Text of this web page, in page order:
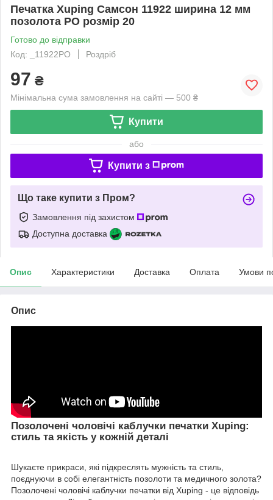
Печатка Xuping Самсон 11922 ширина 12 мм
позолота РО розмір 20
Готово до відправки
Код: _11922РО
Роздріб
97 ₴
Мінімальна сума замовлення на сайті — 500 ₴
Купити
або
Купити з
Що таке купити з Пром?
Замовлення під захистом
Доступна доставка
Опис Характеристики Доставка Оплата Умови
Опис
Позолочені чоловічі каблучки печатки Xuping:
стиль та якість у кожній деталі
Шукаєте прикраси, які підкреслять мужність та стиль,
поєднуючи в собі елегантність позолоти та медичного золота?
Позолочені чоловічі каблучки печатки від Xuping - це відповідь